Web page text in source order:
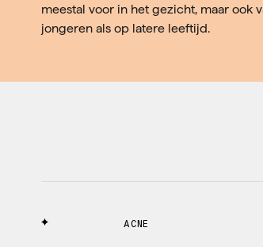
meestal voor in het gezicht, maar ook
jongeren als op latere leeftijd.
ACNE